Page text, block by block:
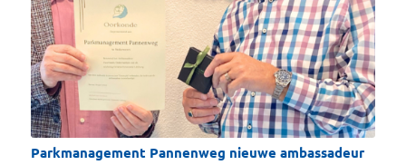
Parkmanagement Pannenweg nieuwe ambassadeur